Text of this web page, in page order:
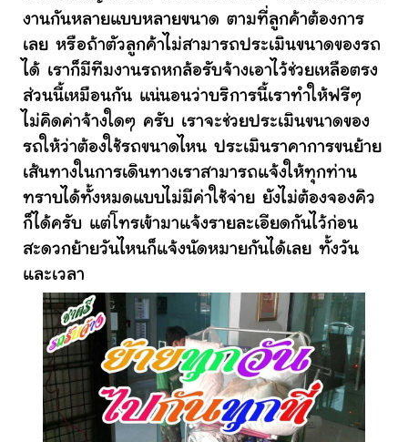
งานกันหลายแบบหลายขนาด ตามที่ลูกค้าต้องการ
เลย หรือถ้าตัวลูกค้าไม่สามารถประเมินขนาดของรถ
ได้ เราก็มีทีมงานรถหกล้อรับจ้างเอาไว้ช่วยเหลือตรง
ส่วนนี้เหมือนกัน แน่นอนว่าบริการนี้เราทำให้ฟรีๆ
ไม่คิดค่าจ้างใดๆ ครับ เราจะช่วยประเมินขนาดของ
รถให้ว่าต้องใช้รถขนาดไหน ประเมินราคาการขนย้าย
เส้นทางในการเดินทางเราสามารถแจ้งให้ทุกท่าน
ทราบได้ทั้งหมดแบบไม่มีค่าใช้จ่าย ยังไม่ต้องจองคิว
ก็ได้ครับ แต่โทรเข้ามาแจ้งรายละเอียดกันไว้ก่อน
สะดวกย้ายวันไหนก็แจ้งนัดหมายกันได้เลย ทั้งวัน
และเวลา